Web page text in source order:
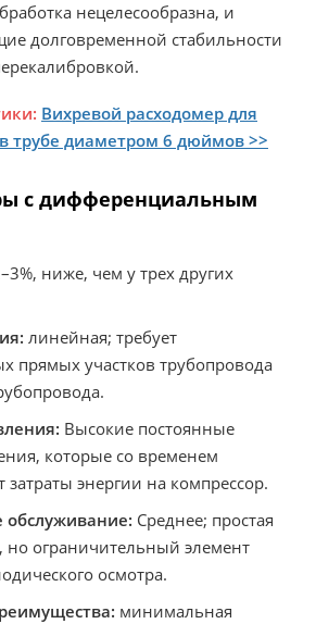
нецелесообразна, и
долговременной стабильности
Вихревой расходомер для
трубе диаметром 6 дюймов >>
с дифференциальным
ниже, чем у трех других
линейная; требует
прямых участков трубопровода
Высокие постоянные
которые со временем
энергии на компрессор.
обслуживание: Среднее; простая
но ограничительный элемент
осмотра.
минимальная